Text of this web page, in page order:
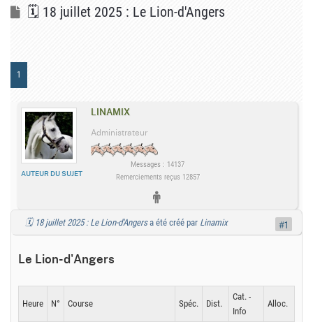
🗓️ 18 juillet 2025 : Le Lion-d'Angers
1
LINAMIX
AUTEUR DU SUJET
Administrateur
Messages : 14137
Remerciements reçus 12857
🗓️ 18 juillet 2025 : Le Lion-d'Angersa été créé par Linamix
Le Lion-d'Angers
Heure N° Course Spéc. Dist.
Cat. -
Info
Alloc.
#1